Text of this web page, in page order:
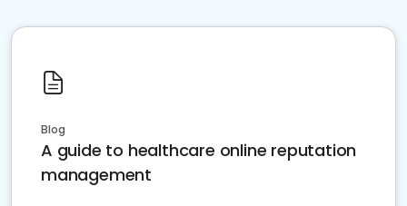
Blog
A guide to healthcare online reputation
management